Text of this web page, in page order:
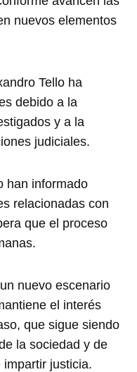
nuevos elementos
Tello ha
debido a la
y a la
judiciales.
han informado
relacionadas con
que el proceso
nuevo escenario
el interés
que sigue siendo
la sociedad y de
justicia.